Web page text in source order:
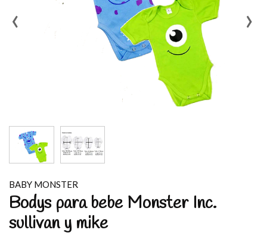
‹ ›
BABY MONSTER
Bodys para bebe Monster Inc.
sullivan y mike